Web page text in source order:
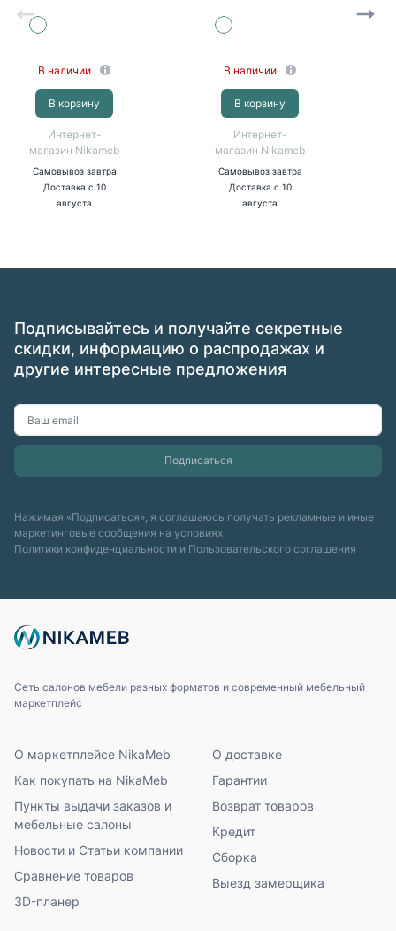
(белый/белый,
белый, белый)
В наличии
В корзину
Интернет-
магазин Nikameb
Самовывоз завтра
Доставка с 10
августа
(белый/белый,
зеркало, белый)
В наличии
В корзину
Интернет-
магазин Nikameb
Самовывоз завтра
Доставка с 10
августа
Подписывайтесь и получайте секретные
скидки, информацию о распродажах и
другие интересные предложения
Нажимая «Подписаться», я соглашаюсь получать рекламные и иные
маркетинговые сообщения на условиях
Политики конфиденциальности и Пользовательского соглашения
Сеть салонов мебели разных форматов и современный мебельный
маркетплейс
О маркетплейсе NikaMeb
Как покупать на NikaMeb
Пункты выдачи заказов и
мебельные салоны
Новости и Статьи компании
Сравнение товаров
3D-планер
О доставке
Гарантии
Возврат товаров
Кредит
Сборка
Выезд замерщика